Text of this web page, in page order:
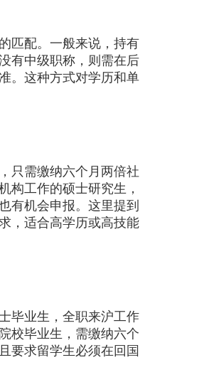
匹配。一般来说，持有
有中级职称，则需在后
。这种方式对学历和单
只需缴纳六个月两倍社
构工作的硕士研究生，
有机会申报。这里提到
，适合高学历或高技能
毕业生，全职来沪工作
校毕业生，需缴纳六个
要求留学生必须在回国